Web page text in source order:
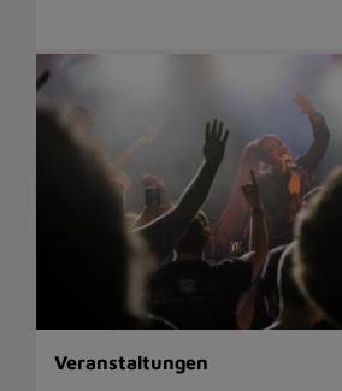
Veranstaltungen